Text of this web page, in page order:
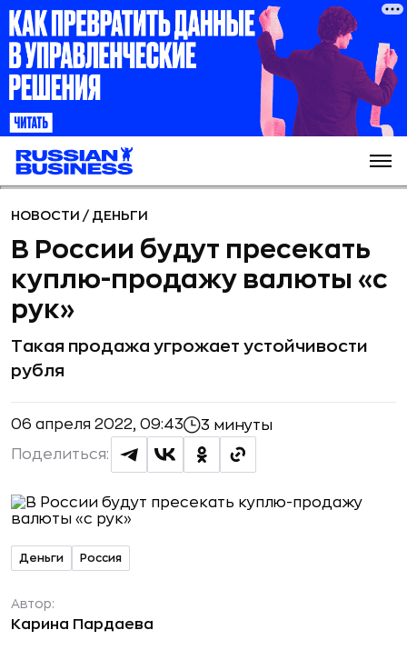
НОВОСТИ / ДЕНЬГИ
В России будут пресекать
куплю-продажу валюты «с
рук»
Такая продажа угрожает устойчивости
рубля
06 апреля 2022, 09:43 3 минуты
Поделиться:
Деньги Россия
Автор:
Карина Пардаева